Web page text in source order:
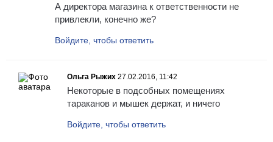
А директора магазина к ответственности не
привлекли, конечно же?
Войдите, чтобы ответить
Ольга Рыжих 27.02.2016, 11:42
Некоторые в подсобных помещениях
тараканов и мышек держат, и ничего
Войдите, чтобы ответить